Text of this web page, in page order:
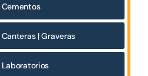
Cementos
Canteras | Graveras
Laboratorios